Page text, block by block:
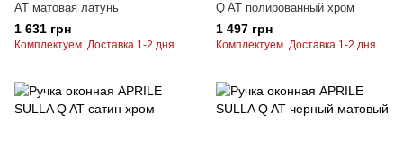
AT матовая латунь
1 631 грн
Комплектуем. Доставка 1-2 дня.
Q AT полированный хром
1 497 грн
Комплектуем. Доставка 1-2 дня.